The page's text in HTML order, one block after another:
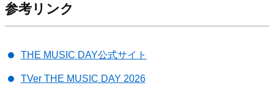
参考リンク
THE MUSIC DAY公式サイト
TVer THE MUSIC DAY 2026